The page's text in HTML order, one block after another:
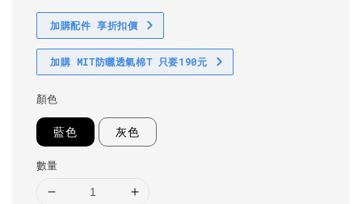
加購配件 享折扣價
加購 MIT防曬透氣棉T 只要190元
顏色
藍色 灰色
數量